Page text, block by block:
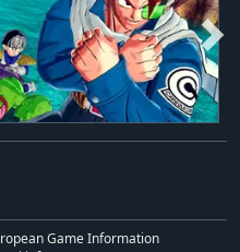
Game Information